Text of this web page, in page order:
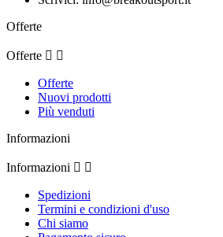
Offerte
Offerte  
Offerte
Nuovi prodotti
Più venduti
Informazioni
Informazioni  
Spedizioni
Termini e condizioni d'uso
Chi siamo